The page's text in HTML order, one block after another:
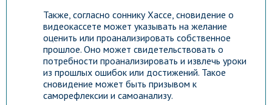
Также, согласно соннику Хассе, сновидение о
видеокассете может указывать на желание
оценить или проанализировать собственное
прошлое. Оно может свидетельствовать о
потребности проанализировать и извлечь уроки
из прошлых ошибок или достижений. Такое
сновидение может быть призывом к
саморефлексии и самоанализу.